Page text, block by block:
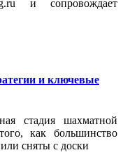
и сопровождает
и ключевые
стадия шахматной
как большинство
сняты с доски